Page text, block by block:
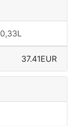
37.41EUR